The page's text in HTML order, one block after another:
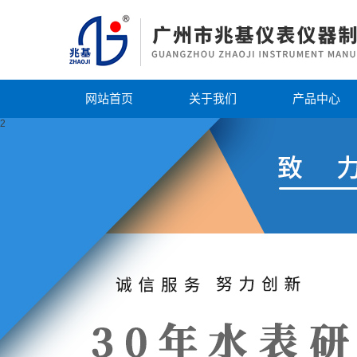
网站首页 关于我们 产品中心
2